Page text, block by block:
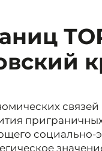
социально-